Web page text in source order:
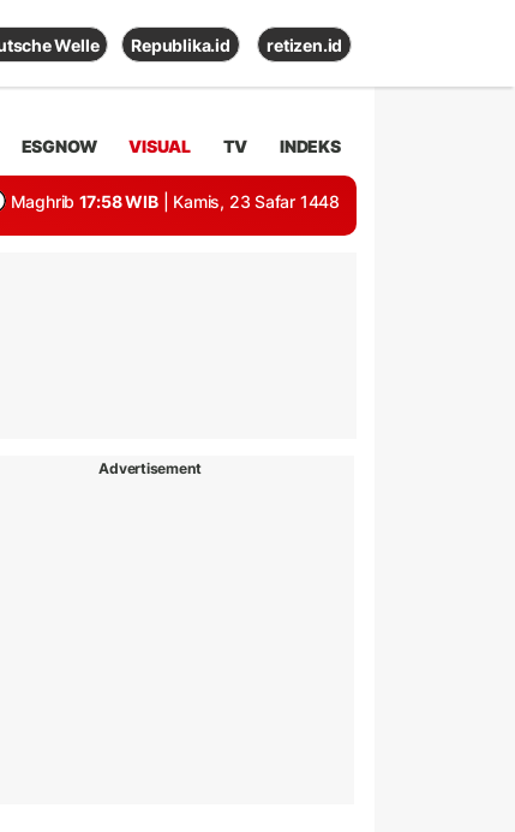
Welle Republika.id retizen.id
ESGNOW VISUAL TV INDEKS
Maghrib 17:58 WIB | Kamis, 23 Safar 1448
Advertisement